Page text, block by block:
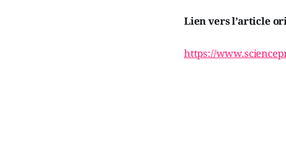
Lien vers l’article
https://